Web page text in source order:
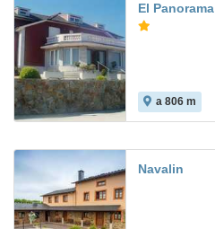
El Panorama
a 806 m
Navalin